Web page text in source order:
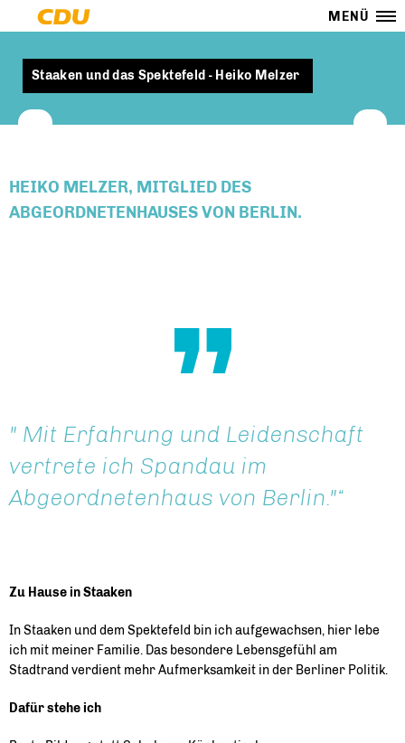
MENÜ
Staaken und das Spektefeld - Heiko Melzer
HEIKO MELZER, MITGLIED DES
ABGEORDNETENHAUSES VON BERLIN.
" Mit Erfahrung und Leidenschaft
vertrete ich Spandau im
Abgeordnetenhaus von Berlin."
Zu Hause in Staaken
In Staaken und dem Spektefeld bin ich aufgewachsen, hier lebe
ich mit meiner Familie. Das besondere Lebensgefühl am
Stadtrand verdient mehr Aufmerksamkeit in der Berliner Politik.
Dafür stehe ich